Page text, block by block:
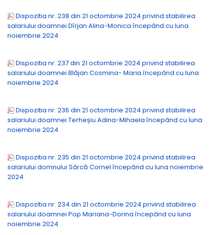
Dispozitia nr. 238 din 21 octombrie 2024 privind stabilirea
salariului doamnei Dîrjan Alina-Monica începând cu luna
noiembrie 2024
Dispozitia nr. 237 din 21 octombrie 2024 privind stabilirea
salariului doamnei Blăjan Cosmina- Maria începând cu luna
noiembrie 2024
Dispozitia nr. 236 din 21 octombrie 2024 privind stabilirea
salariului doamnei Terheșiu Adina-Mihaela începând cu luna
noiembrie 2024
Dispozitia nr. 235 din 21 octombrie 2024 privind stabilirea
salariului domnului Sârcă Cornel începând cu luna noiembrie
2024
Dispozitia nr. 234 din 21 octombrie 2024 privind stabilirea
salariului doamnei Pop Mariana-Dorina începând cu luna
noiembrie 2024